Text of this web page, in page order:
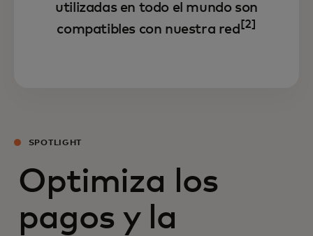
utilizadas en todo el mundo son
compatibles con nuestra red [2]
SPOTLIGHT
Optimiza los
pagos y la